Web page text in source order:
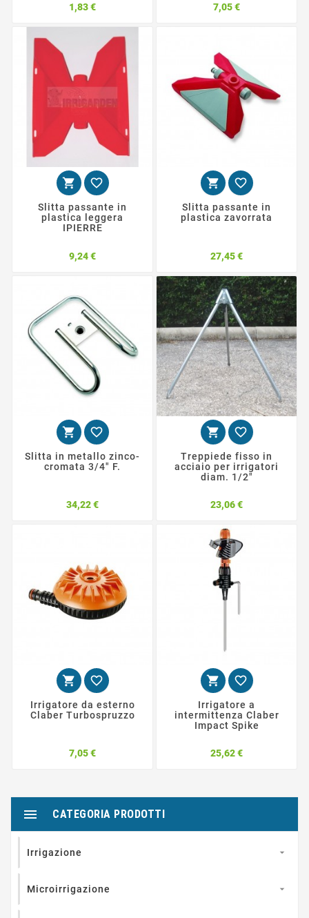
1,83 €Prezzo 7,05 €Prezzo
 
Slitta passante in
plastica leggera
IPIERRE
9,24 €Prezzo
 
Slitta passante in
plastica zavorrata
27,45 €Prezzo
 
Slitta in metallo zinco-
cromata 3/4" F.
34,22 €Prezzo
 
Treppiede fisso in
acciaio per irrigatori
diam. 1/2"
23,06 €Prezzo
 
Irrigatore da esterno
Claber Turbospruzzo
7,05 €Prezzo
 
Irrigatore a
intermittenza Claber
Impact Spike
25,62 €Prezzo
CATEGORIA PRODOTTI

Irrigazione 
Microirrigazione 